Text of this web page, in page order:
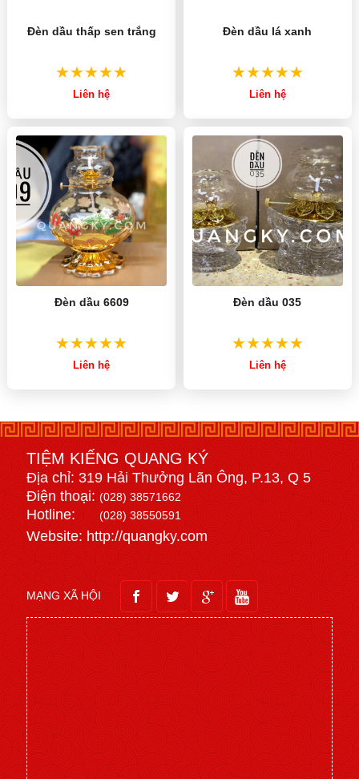
Đèn dầu thấp sen trắng
Liên hệ
Đèn dầu lá xanh
Liên hệ
Đèn dầu 6609
Liên hệ
Đèn dầu 035
Liên hệ
TIỆM KIẾNG QUANG KÝ
Địa chỉ: 319 Hải Thưởng Lãn Ông, P.13, Q 5
Điện thoại:(028) 38571662
Hotline:(028) 38550591
Website: http://quangky.com
MẠNG XÃ HỘI